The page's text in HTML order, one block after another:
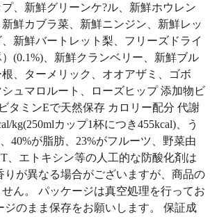
、新鮮グリーンケ?ル、新鮮ホウレン
鮮カブラ菜、新鮮ニンジン、新鮮レッ
新鮮バートレット梨、フリーズドライ
(0.1%)、新鮮クランベリー、新鮮ブル
、ターメリック、オオアザミ、ゴボ
ュマロルート、ローズヒップ 添加物ビ
タミンEで天然保存 カロリー配分 代謝
kg(250mlカップ1杯につき455kcal)、う
40%が脂肪、23%がフルーツ、野菜由
、エトキシン等の人工的な防酸化剤は
りが異なる場合がございますが、商品の
ん。 パッケージは真空処理を行ってお
ジのまま保存をお願いします。 保証成